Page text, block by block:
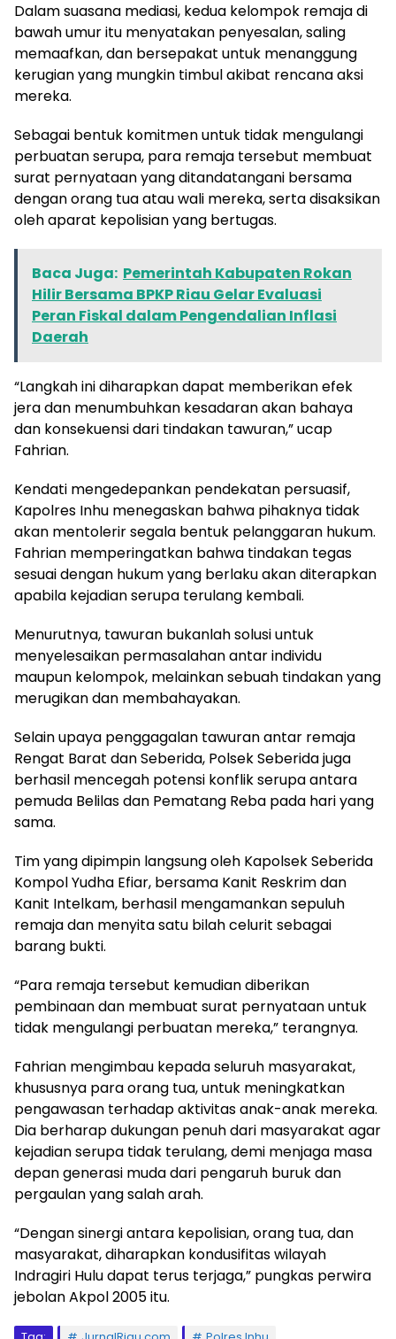
Dalam suasana mediasi, kedua kelompok remaja di
bawah umur itu menyatakan penyesalan, saling
memaafkan, dan bersepakat untuk menanggung
kerugian yang mungkin timbul akibat rencana aksi
mereka.
Sebagai bentuk komitmen untuk tidak mengulangi
perbuatan serupa, para remaja tersebut membuat
surat pernyataan yang ditandatangani bersama
dengan orang tua atau wali mereka, serta disaksikan
oleh aparat kepolisian yang bertugas.
Baca Juga: Pemerintah Kabupaten Rokan
Hilir Bersama BPKP Riau Gelar Evaluasi
Peran Fiskal dalam Pengendalian Inflasi
Daerah
“Langkah ini diharapkan dapat memberikan efek
jera dan menumbuhkan kesadaran akan bahaya
dan konsekuensi dari tindakan tawuran,” ucap
Fahrian.
Kendati mengedepankan pendekatan persuasif,
Kapolres Inhu menegaskan bahwa pihaknya tidak
akan mentolerir segala bentuk pelanggaran hukum.
Fahrian memperingatkan bahwa tindakan tegas
sesuai dengan hukum yang berlaku akan diterapkan
apabila kejadian serupa terulang kembali.
Menurutnya, tawuran bukanlah solusi untuk
menyelesaikan permasalahan antar individu
maupun kelompok, melainkan sebuah tindakan yang
merugikan dan membahayakan.
Selain upaya penggagalan tawuran antar remaja
Rengat Barat dan Seberida, Polsek Seberida juga
berhasil mencegah potensi konflik serupa antara
pemuda Belilas dan Pematang Reba pada hari yang
sama.
Tim yang dipimpin langsung oleh Kapolsek Seberida
Kompol Yudha Efiar, bersama Kanit Reskrim dan
Kanit Intelkam, berhasil mengamankan sepuluh
remaja dan menyita satu bilah celurit sebagai
barang bukti.
“Para remaja tersebut kemudian diberikan
pembinaan dan membuat surat pernyataan untuk
tidak mengulangi perbuatan mereka,” terangnya.
Fahrian mengimbau kepada seluruh masyarakat,
khususnya para orang tua, untuk meningkatkan
pengawasan terhadap aktivitas anak-anak mereka.
Dia berharap dukungan penuh dari masyarakat agar
kejadian serupa tidak terulang, demi menjaga masa
depan generasi muda dari pengaruh buruk dan
pergaulan yang salah arah.
“Dengan sinergi antara kepolisian, orang tua, dan
masyarakat, diharapkan kondusifitas wilayah
Indragiri Hulu dapat terus terjaga,” pungkas perwira
jebolan Akpol 2005 itu.